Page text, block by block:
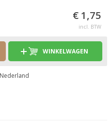
€ 1,75
incl. BTW
WINKELWAGEN